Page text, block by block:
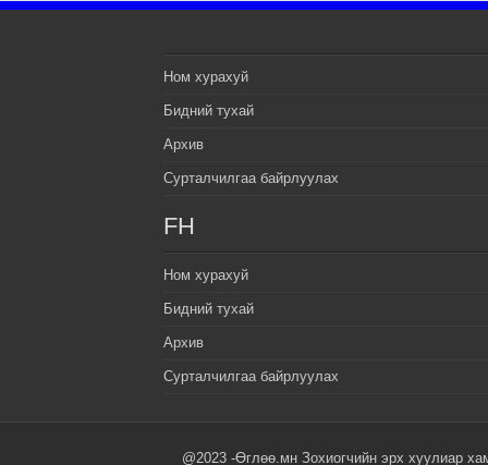
Ном хурахуй
Бидний тухай
Архив
Сурталчилгаа байрлуулах
FH
Ном хурахуй
Бидний тухай
Архив
Сурталчилгаа байрлуулах
@2023 -Өглөө.мн Зохиогчийн эрх хуулиар